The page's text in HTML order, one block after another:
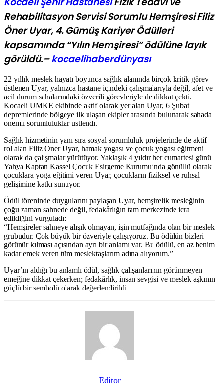
Rehabilitasyon Servisi Sorumlu Hemşiresi Filiz
Öner Uyar, 4. Gümüş Kariyer Ödülleri
kapsamında “Yılın Hemşiresi” ödülüne layık
görüldü.–kocaelihaberdünyası
22 yıllık meslek hayatı boyunca sağlık alanında birçok kritik görev
üstlenen Uyar, yalnızca hastane içindeki çalışmalarıyla değil, afet ve
acil durum sahalarındaki özverili görevleriyle de dikkat çekti.
Kocaeli UMKE ekibinde aktif olarak yer alan Uyar, 6 Şubat
depremlerinde bölgeye ilk ulaşan ekipler arasında bulunarak sahada
önemli sorumluluklar üstlendi.
Sağlık hizmetinin yanı sıra sosyal sorumluluk projelerinde de aktif
rol alan Filiz Öner Uyar, hamak yogası ve çocuk yogası eğitmeni
olarak da çalışmalar yürütüyor. Yaklaşık 4 yıldır her cumartesi günü
Yahya Kaptan Kassel Çocuk Esirgeme Kurumu’nda gönüllü olarak
çocuklara yoga eğitimi veren Uyar, çocukların fiziksel ve ruhsal
gelişimine katkı sunuyor.
Ödül töreninde duygularını paylaşan Uyar, hemşirelik mesleğinin
çoğu zaman sahnede değil, fedakârlığın tam merkezinde icra
edildiğini vurguladı:
“Hemşireler sahneye alışık olmayan, işin mutfağında olan bir meslek
grubudur. Çok büyük bir özveriyle çalışıyoruz. Bu ödülün bizleri
görünür kılması açısından ayrı bir anlamı var. Bu ödülü, en az benim
kadar emek veren tüm meslektaşlarım adına alıyorum.”
Uyar’ın aldığı bu anlamlı ödül, sağlık çalışanlarının görünmeyen
emeğine dikkat çekerken; fedakârlık, insan sevgisi ve meslek aşkının
güçlü bir sembolü olarak değerlendirildi.
Editor